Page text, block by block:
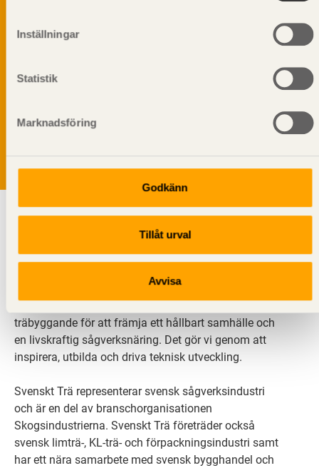
Inställningar
Statistik
Marknadsföring
Godkänn
Tillåt urval
Avvisa
Genom att klicka på skicka lämnar du ditt samtycke.
integritetspolicy.
träbyggande för att främja ett hållbart samhälle och
en livskraftig sågverksnäring. Det gör vi genom att
inspirera, utbilda och driva teknisk utveckling.
Svenskt Trä representerar svensk sågverksindustri
och är en del av branschorganisationen
Skogsindustrierna. Svenskt Trä företräder också
svensk limträ-, KL-trä- och förpackningsindustri samt
har ett nära samarbete med svensk bygghandel och